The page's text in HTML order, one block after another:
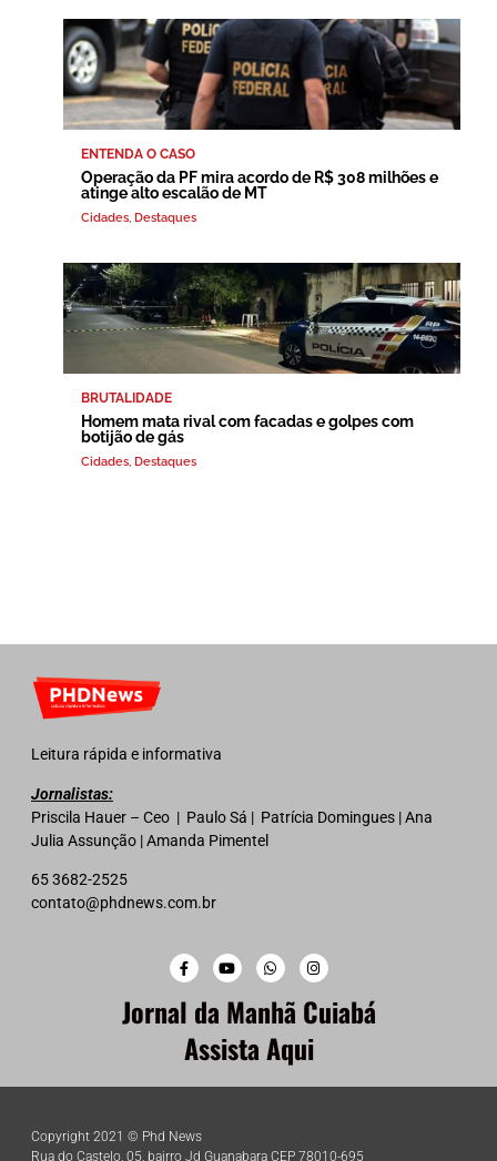
ENTENDA O CASO
Operação da PF mira acordo de R$ 308 milhões e
atinge alto escalão de MT
Cidades, Destaques
BRUTALIDADE
Homem mata rival com facadas e golpes com
botijão de gás
Cidades, Destaques
Leitura rápida e informativa
Jornalistas:
Priscila Hauer – Ceo | Paulo Sá | Patrícia Domingues | Ana
Julia Assunção | Amanda Pimentel
65 3682-2525
contato@phdnews.com.br
Jornal da Manhã Cuiabá
Assista Aqui
Copyright 2021 © Phd News
Rua do Castelo, 05, bairro Jd Guanabara CEP 78010-695